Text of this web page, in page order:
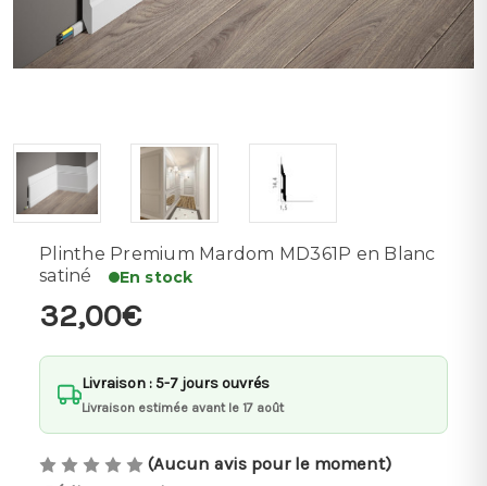
Plinthe Premium Mardom MD361P en Blanc
satiné
En stock
32,00€
Livraison : 5-7 jours ouvrés
Livraison estimée avant le 17 août
(Aucun avis pour le moment)